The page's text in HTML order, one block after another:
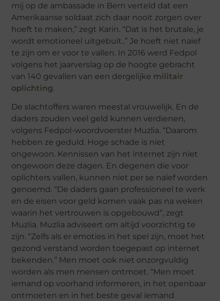
mij op de ambassade in Bern verteld dat een
Amerikaanse soldaat zich daar nooit zorgen over
hoeft te maken,” zegt Karin. “Dat is het brutale, je
wordt emotioneel uitgebuit..” Je hoeft niet naïef
te zijn om er voor te vallen. In 2016 werd Fedpol
volgens het jaarverslag op de hoogte gebracht
van 140 gevallen van een dergelijke militair
oplichting.
De slachtoffers waren meestal vrouwelijk. En de
daders zouden veel geld kunnen verdienen,
volgens Fedpol-woordvoerster Muzlia. “Daarom
hebben ze geduld. Hoge schade is niet
ongewoon. Kennissen van het internet zijn niet
ongewoon deze dagen. En degenen die voor
oplichters vallen, kunnen niet per se naïef worden
genoemd. “De daders gaan professioneel te werk
en de eisen voor geld komen vaak pas na weken
waarin het vertrouwen is opgebouwd”, zegt
Muzlia. Muzlia adviseert om altijd voorzichtig te
zijn. “Zelfs als er emoties in het spel zijn, moet het
gezond verstand worden toegepast op internet
bekenden.” Men moet ook niet onzorgvuldig
worden als men mensen ontmoet. “Men moet
iemand op voorhand informeren, in het openbaar
ontmoeten en in het beste geval iemand